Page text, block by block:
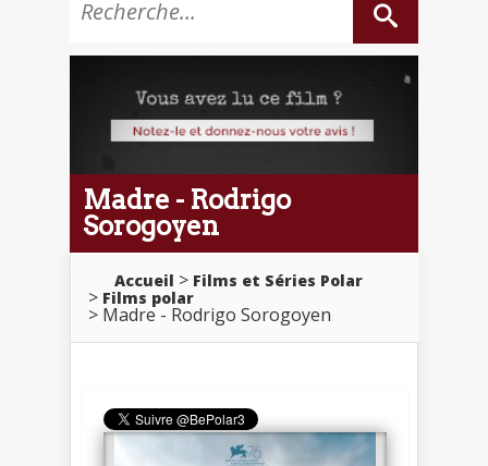
Madre - Rodrigo
Sorogoyen
Accueil
Films et Séries Polar
Films polar
Madre - Rodrigo Sorogoyen